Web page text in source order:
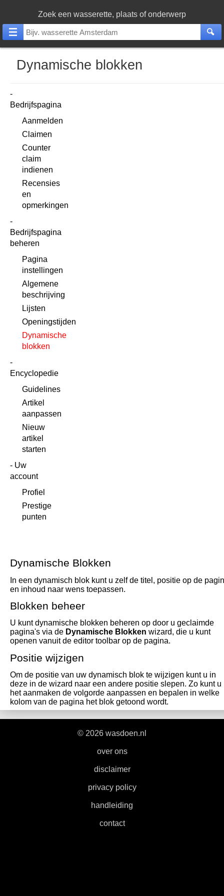
Zoek een wasserette, plaats of onderwerp
Dynamische blokken
Bedrijfspagina
Aanmelden
Claimen
Counter
claim
indienen
Recensies
en
opmerkingen
Bedrijfspagina
beheren
Pagina
instellingen
Algemene
beschrijving
Lijsten
Openingstijden
Dynamische
blokken
Encyclopedie
Guidelines
Artikel
aanpassen
Nieuw
artikel
starten
Uw
account
Profiel
Prestige
punten
Dynamische Blokken
In een dynamisch blok kunt u zelf de titel, positie op de
en inhoud naar wens toepassen.
Blokken beheer
U kunt dynamische blokken beheren op door u geclaimde
pagina's via de Dynamische Blokken wizard, die u kunt
openen vanuit de editor toolbar op de pagina.
Positie wijzigen
Om de positie van uw dynamisch blok te wijzigen kunt u in
deze in de wizard naar een andere positie slepen. Zo kunt u
het aanmaken de volgorde aanpassen en bepalen in welke
kolom van de pagina het blok getoond wordt.
© 2026 wasdoen.nl
over ons
disclaimer
privacy policy
handleiding
contact